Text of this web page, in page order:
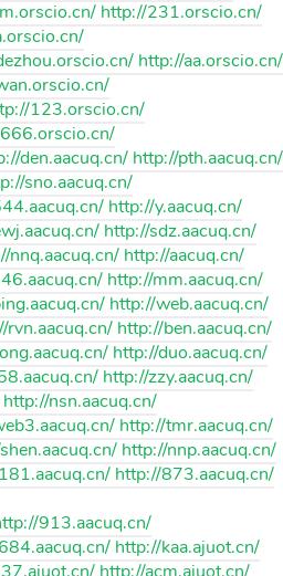
http://231.orscio.cn/
http://aa.orscio.cn/
123.orscio.cn/
den.aacuq.cn/ http://pth.aacuq.cn/
sno.aacuq.cn/
http://y.aacuq.cn/
http://sdz.aacuq.cn/
http://aacuq.cn/
http://mm.aacuq.cn/
http://web.aacuq.cn/
http://ben.aacuq.cn/
http://duo.aacuq.cn/
http://zzy.aacuq.cn/
nsn.aacuq.cn/
http://tmr.aacuq.cn/
http://nnp.aacuq.cn/
http://873.aacuq.cn/
913.aacuq.cn/
http://kaa.ajuot.cn/